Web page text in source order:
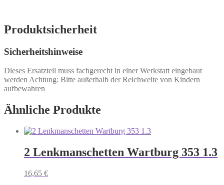
Produktsicherheit
Sicherheitshinweise
Dieses Ersatzteil muss fachgerecht in einer Werkstatt eingebaut
werden Achtung: Bitte außerhalb der Reichweite von Kindern
aufbewahren
Ähnliche Produkte
2 Lenkmanschetten Wartburg 353 1.3
16,65 €